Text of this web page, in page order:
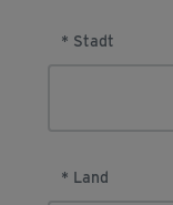
* Stadt
* Land